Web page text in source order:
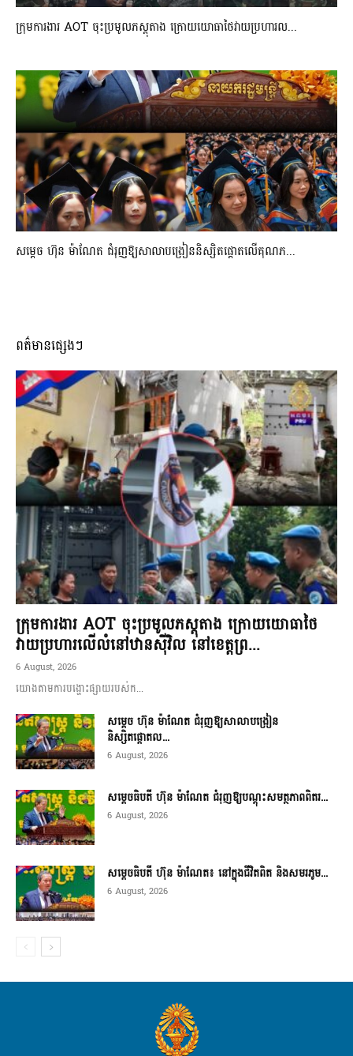
ក្រុមការងារ AOT ចុះប្រមូលភស្តុតាង ក្រោយយោធាថៃវាយប្រហារល...
សម្តេច ហ៊ុន ម៉ាណែត ជំរុញឱ្យសាលាបង្រៀននិស្សិតផ្តោតលើគុណភ...
ពត៌មានផ្សេងៗ
ក្រុមការងារ AOT ចុះប្រមូលភស្តុតាង ក្រោយយោធាថៃ
វាយប្រហារលើលំនៅឋានស៊ីវិល នៅខេត្តព្រ...
6 August, 2026
យោងតាមការបង្ហោះផ្សាយរបស់ក...
សម្តេច ហ៊ុន ម៉ាណែត ជំរុញឱ្យសាលាបង្រៀន
និស្សិតផ្តោតល...
6 August, 2026
សម្តេចធិបតី ហ៊ុន ម៉ាណែត ជំរុញឱ្យបណ្តុះសមត្ថភាពពិតរ...
6 August, 2026
សម្តេចធិបតី ហ៊ុន ម៉ាណែត៖ នៅក្នុងជីវិតពិត និងសមរភូម...
6 August, 2026